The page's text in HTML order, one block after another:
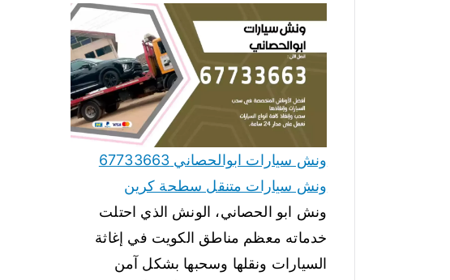
ونش سيارات ابوالحصاني 67733663
ونش سيارات متنقل سطحة كرين
ونش ابو الحصاني، الونش الذي احتلت
خدماته معظم مناطق الكويت في إغاثة
السيارات ونقلها وسحبها بشكل آمن